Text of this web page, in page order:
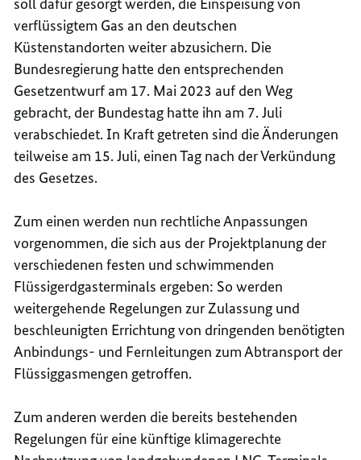
soll dafür gesorgt werden, die Einspeisung von
verflüssigtem Gas an den deutschen
Küstenstandorten weiter abzusichern. Die
Bundesregierung hatte den entsprechenden
Gesetzentwurf am 17. Mai 2023 auf den Weg
gebracht, der Bundestag hatte ihn am 7. Juli
verabschiedet. In Kraft getreten sind die Änderungen
teilweise am 15. Juli, einen Tag nach der Verkündung
des Gesetzes.
Zum einen werden nun rechtliche Anpassungen
vorgenommen, die sich aus der Projektplanung der
verschiedenen festen und schwimmenden
Flüssigerdgasterminals ergeben: So werden
weitergehende Regelungen zur Zulassung und
beschleunigten Errichtung von dringenden benötigten
Anbindungs- und Fernleitungen zum Abtransport der
Flüssiggasmengen getroffen.
Zum anderen werden die bereits bestehenden
Regelungen für eine künftige klimagerechte